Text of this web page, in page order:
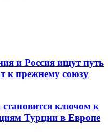
и Россия ищут путь
к прежнему союзу
ключом к
Турции в Европе